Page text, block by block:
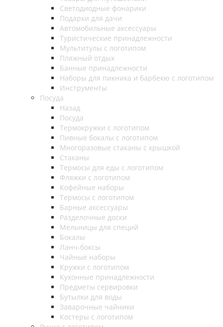
Светодиодные фонарики
Подарки для дачи
Автомобильные аксессуары
Туристические принадлежности
Мультитулы с логотипом
Пляжный отдых
Банные принадлежности
Наборы для пикника и барбекю с логотипом
Инструменты
Посуда
Назад
Посуда
Термокружки с логотипом
Пивные бокалы с логотипом
Многоразовые стаканы с крышкой
Стаканы
Термосы для еды с логотипом
Фляжки с логотипом
Кофейные наборы
Термосы с логотипом
Барные аксессуары
Разделочные доски
Мельницы для специй
Бокалы
Ланч-боксы
Чайные наборы
Кружки с логотипом
Кухонные принадлежности
Предметы сервировки
Бутылки для воды
Заварочные чайники
Костеры с логотипом